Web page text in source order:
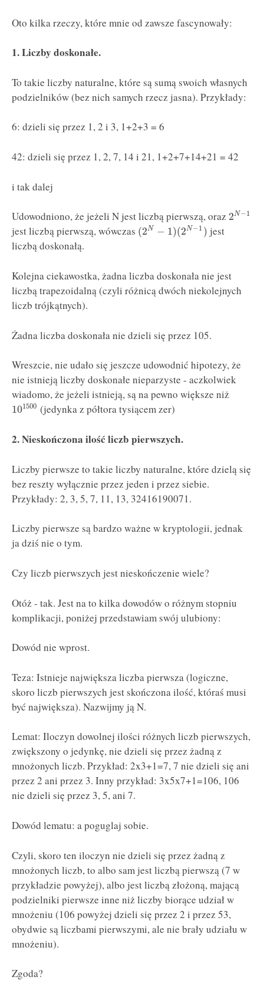
Oto kilka rzeczy, które mnie od zawsze fascynowały:
1. Liczby doskonałe.
To takie liczby naturalne, które są sumą swoich własnych
podzielników (bez nich samych rzecz jasna). Przykłady:
6: dzieli się przez 1, 2 i 3, 1+2+3 = 6
42: dzieli się przez 1, 2, 7, 14 i 21, 1+2+7+14+21 = 42
i tak dalej
Udowodniono, że jeżeli N jest liczbą pierwszą, oraz 2N−1
jest liczbą pierwszą, wówczas (2N − 1)(2N−1 ) jest
liczbą doskonałą.
Kolejna ciekawostka, żadna liczba doskonała nie jest
liczbą trapezoidalną (czyli różnicą dwóch niekolejnych
liczb trójkątnych).
Żadna liczba doskonała nie dzieli się przez 105.
Wreszcie, nie udało się jeszcze udowodnić hipotezy, że
nie istnieją liczby doskonałe nieparzyste - aczkolwiek
wiadomo, że jeżeli istnieją, są na pewno większe niż
101500 (jedynka z półtora tysiącem zer)
2. Nieskończona ilość liczb pierwszych.
Liczby pierwsze to takie liczby naturalne, które dzielą się
bez reszty wyłącznie przez jeden i przez siebie.
Przykłady: 2, 3, 5, 7, 11, 13, 32416190071.
Liczby pierwsze są bardzo ważne w kryptologii, jednak
ja dziś nie o tym.
Czy liczb pierwszych jest nieskończenie wiele?
Otóż - tak. Jest na to kilka dowodów o różnym stopniu
komplikacji, poniżej przedstawiam swój ulubiony:
Dowód nie wprost.
Teza: Istnieje największa liczba pierwsza (logiczne,
skoro liczb pierwszych jest skończona ilość, któraś musi
być największa). Nazwijmy ją N.
Lemat: Iloczyn dowolnej ilości różnych liczb pierwszych,
zwiększony o jedynkę, nie dzieli się przez żadną z
mnożonych liczb. Przykład: 2x3+1=7, 7 nie dzieli się ani
przez 2 ani przez 3. Inny przykład: 3x5x7+1=106, 106
nie dzieli się przez 3, 5, ani 7.
Dowód lematu: a poguglaj sobie.
Czyli, skoro ten iloczyn nie dzieli się przez żadną z
mnożonych liczb, to albo sam jest liczbą pierwszą (7 w
przykładzie powyżej), albo jest liczbą złożoną, mającą
podzielniki pierwsze inne niż liczby biorące udział w
mnożeniu (106 powyżej dzieli się przez 2 i przez 53,
obydwie są liczbami pierwszymi, ale nie brały udziału w
mnożeniu).
Zgoda?